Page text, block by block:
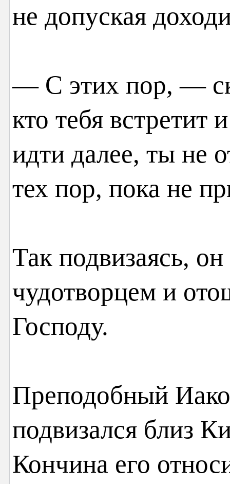
не допуская
— С этих пор, —
кто тебя встретит
идти далее, ты не
тех пор, пока не
Так подвизаясь,
чудотворцем и
Господу.
Преподобный
подвизался близ
Кончина его